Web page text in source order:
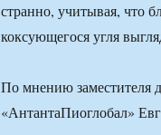
странно, учитывая, что
коксующегося угля
По мнению заместителя
«АнтантаПиоглобал»